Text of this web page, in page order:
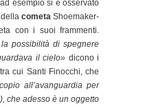
esempio si è osservato
cometaShoemaker-
con i suoi frammenti.
possibilità di spegnere
il cielo» dicono i
cui Santi Finocchi, che
all’avanguardia per
che adesso è un oggetto